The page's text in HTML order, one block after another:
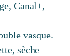
Canal+,
vasque.
sèche